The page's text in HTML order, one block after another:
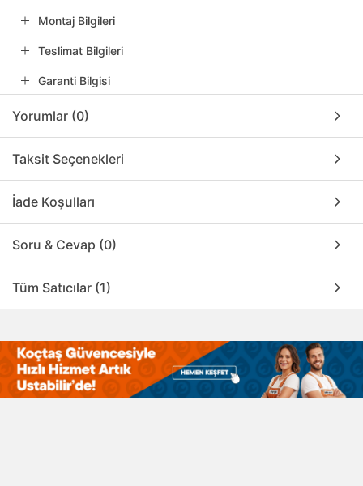
Montaj Bilgileri
Teslimat Bilgileri
Garanti Bilgisi
Yorumlar (0)
Taksit Seçenekleri
İade Koşulları
Soru & Cevap (0)
Tüm Satıcılar (1)